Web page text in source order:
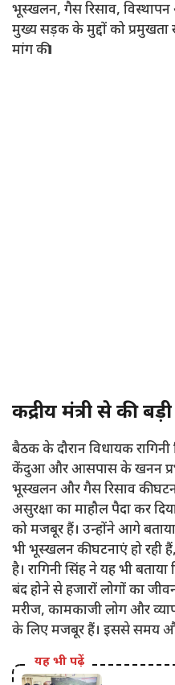
भूस्खलन, गैस रिसाव, विस्थापन
मुख्य सड़क के मुद्दों को प्रमुखता
मांग की।
केंद्रीय मंत्री से की
बैठक के दौरान विधायक रागिनी
केंदुआ और आसपास के खनन
भूस्खलन और गैस रिसाव की
असुरक्षा का माहौल पैदा कर
को मजबूर हैं। उन्होंने आगे
भी भूस्खलन की घटनाएं हो रही
है। रागिनी सिंह ने यह भी
बंद होने से हजारों लोगों का
मरीज, कामकाजी लोग और
के लिए मजबूर हैं। इससे समय और
यह भी पढ़ें